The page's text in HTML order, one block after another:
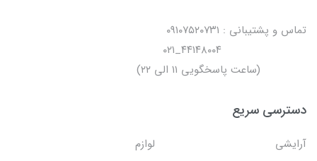
تماس و پشتیبانی : ۰۹۱۰۷۵۲۰۷۳۱
(ساعت پاسخگویی ۱۱ الی ۲۲)
دسترسی سریع
آرایشی
لوازم